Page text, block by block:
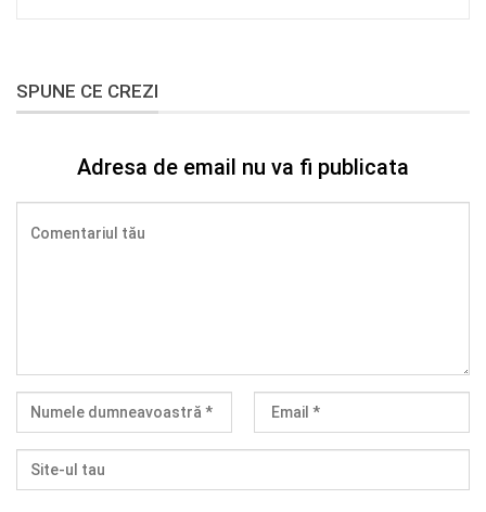
SPUNE CE CREZI
Adresa de email nu va fi publicata